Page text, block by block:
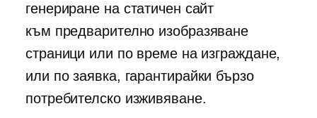
генериране на статичен сайт
към предварително изобразяване
страници или по време на изграждане,
или по заявка, гарантирайки бързо
потребителско изживяване.